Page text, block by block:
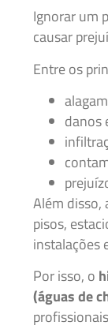
Ignorar um
causar
Entre os
danos
Além disso,
pisos,
instalações
Por isso, o
(águas de